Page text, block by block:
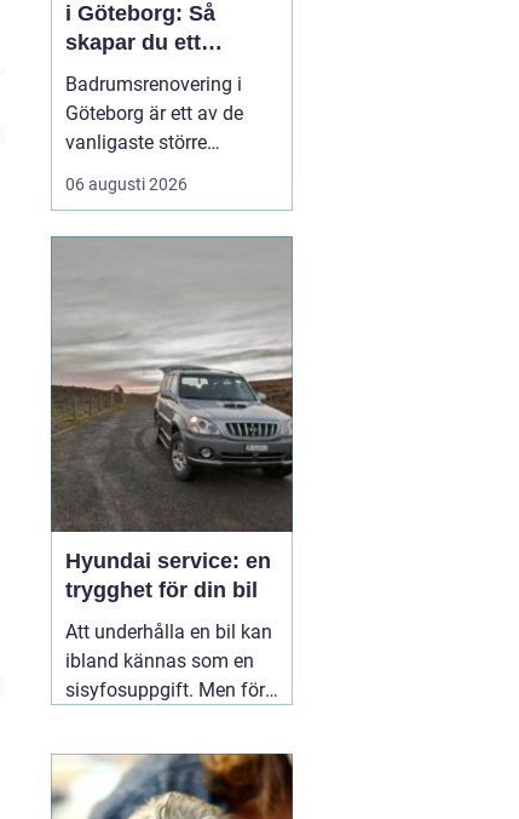
i Göteborg: Så
skapar du ett
hållbart och
modernt badrum
Badrumsrenovering i
Göteborg är ett av de
vanligaste större
projekten i hem runt om i
regionen, och många
funktionell och trivsam
plats. En genomtä...
06 augusti 2026
Hyundai service: en
trygghet för din bil
Att underhålla en bil kan
ibland kännas som en
sisyfosuppgift. Men för
sätt att förenkla
uppgiften, nämligen
genom en regelbunden